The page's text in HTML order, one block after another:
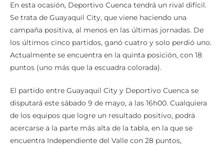
En esta ocasión, Deportivo Cuenca tendrá un rival difícil.
Se trata de Guayaquil City, que viene haciendo una
campaña positiva, al menos en las últimas jornadas. De
los últimos cinco partidos, ganó cuatro y solo perdió uno.
Actualmente se encuentra en la quinta posición, con 18
puntos (uno más que la escuadra colorada).
El partido entre Guayaquil City y Deportivo Cuenca se
disputará este sábado 9 de mayo, a las 16h00. Cualquiera
de los equipos que logre un resultado positivo, podrá
acercarse a la parte más alta de la tabla, en la que se
encuentra Independiente del Valle con 28 puntos,